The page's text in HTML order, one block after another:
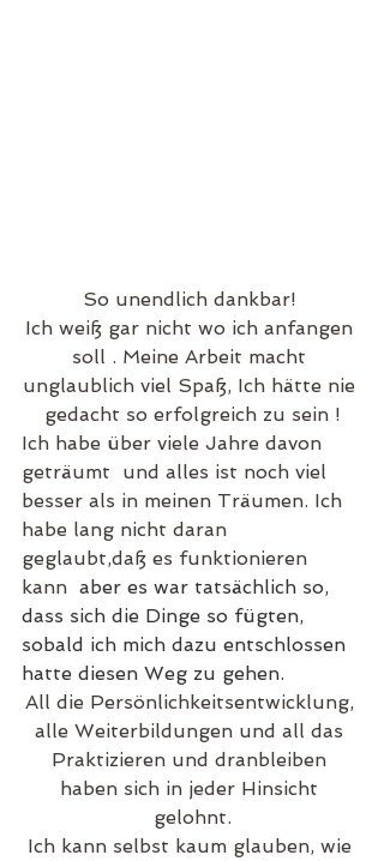
So unendlich dankbar!
Ich weiß gar nicht wo ich anfangen
soll . Meine Arbeit macht
unglaublich viel Spaß, Ich hätte nie
gedacht so erfolgreich zu sein !
Ich habe über viele Jahre davon
geträumt  und alles ist noch viel
besser als in meinen Träumen. Ich
habe lang nicht daran
geglaubt,daß es funktionieren
kann aber es war tatsächlich so,
dass sich die Dinge so fügten,
sobald ich mich dazu entschlossen
hatte diesen Weg zu gehen.
All die Persönlichkeitsentwicklung,
alle Weiterbildungen und all das
Praktizieren und dranbleiben
haben sich in jeder Hinsicht
gelohnt.
Ich kann selbst kaum glauben, wie